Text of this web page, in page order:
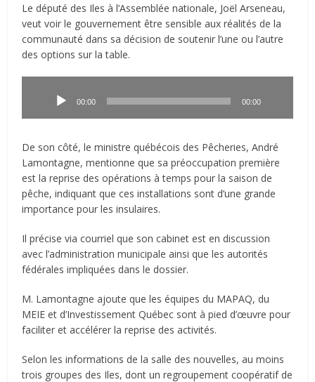
Le député des Iles à l’Assemblée nationale, Joël Arseneau,
veut voir le gouvernement être sensible aux réalités de la
communauté dans sa décision de soutenir l’une ou l’autre
des options sur la table.
00:00 00:00
De son côté, le ministre québécois des Pêcheries, André
Lamontagne, mentionne que sa préoccupation première
est la reprise des opérations à temps pour la saison de
pêche, indiquant que ces installations sont d’une grande
importance pour les insulaires.
Il précise via courriel que son cabinet est en discussion
avec l’administration municipale ainsi que les autorités
fédérales impliquées dans le dossier.
M. Lamontagne ajoute que les équipes du MAPAQ, du
MEIE et d’Investissement Québec sont à pied d’œuvre pour
faciliter et accélérer la reprise des activités.
Selon les informations de la salle des nouvelles, au moins
trois groupes des Iles, dont un regroupement coopératif de